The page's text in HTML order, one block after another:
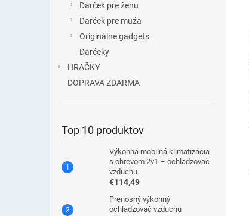
Darček pre ženu
Darček pre muža
Originálne gadgets
Darčeky
HRAČKY
DOPRAVA ZDARMA
Top 10 produktov
Výkonná mobilná klimatizácia
s ohrevom 2v1 – ochladzovač
vzduchu
€114,49
Prenosný výkonný
ochladzovač vzduchu